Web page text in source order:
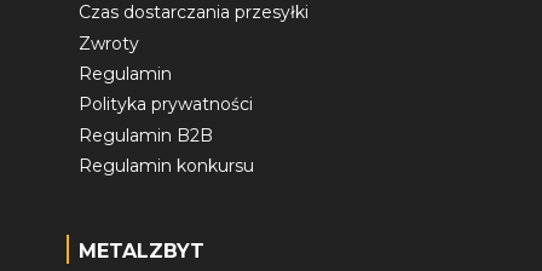
Czas dostarczania przesyłki
Zwroty
Regulamin
Polityka prywatności
Regulamin B2B
Regulamin konkursu
METALZBYT